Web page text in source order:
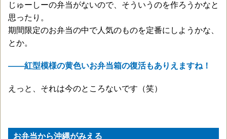
じゅーしーの弁当がないので、そういうのを作ろうかなと
思ったり。
期間限定のお弁当の中で人気のものを定番にしようかな、
とか。
——紅型模様の黄色いお弁当箱の復活もありえますね！
えっと、それは今のところないです（笑）
お弁当から沖縄がみえる